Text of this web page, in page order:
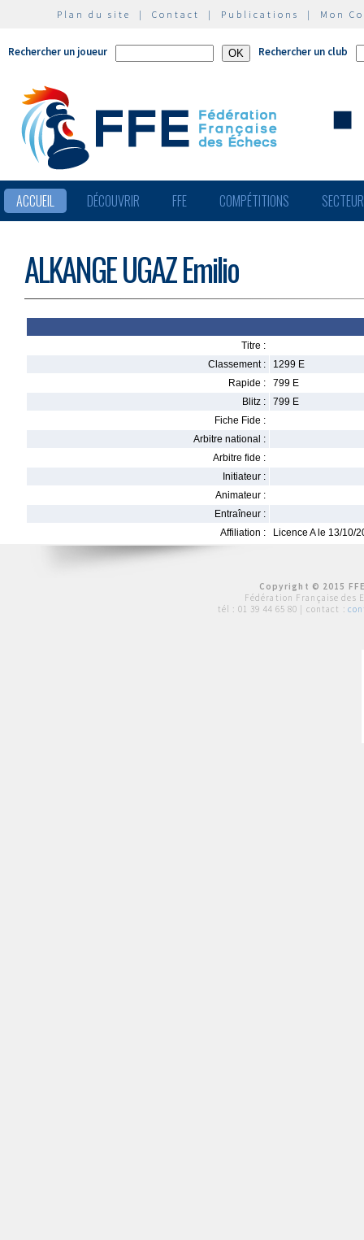
Plan du site | Contact | Publications | Mon
Rechercher un joueur Rechercher un club
ACCUEIL DÉCOUVRIR FFE COMPÉTITIONS
ALKANGE UGAZ Emilio
Titre :
Classement :
1299 E
Rapide :
799 E
Blitz :
799 E
Fiche Fide :
Arbitre national :
Arbitre fide :
Initiateur :
Animateur :
Entraîneur :
Affiliation :
Licence A le 13/10/
Copyright © 2015
Fédération Française des
tél : 01 39 44 65 80 | contact :